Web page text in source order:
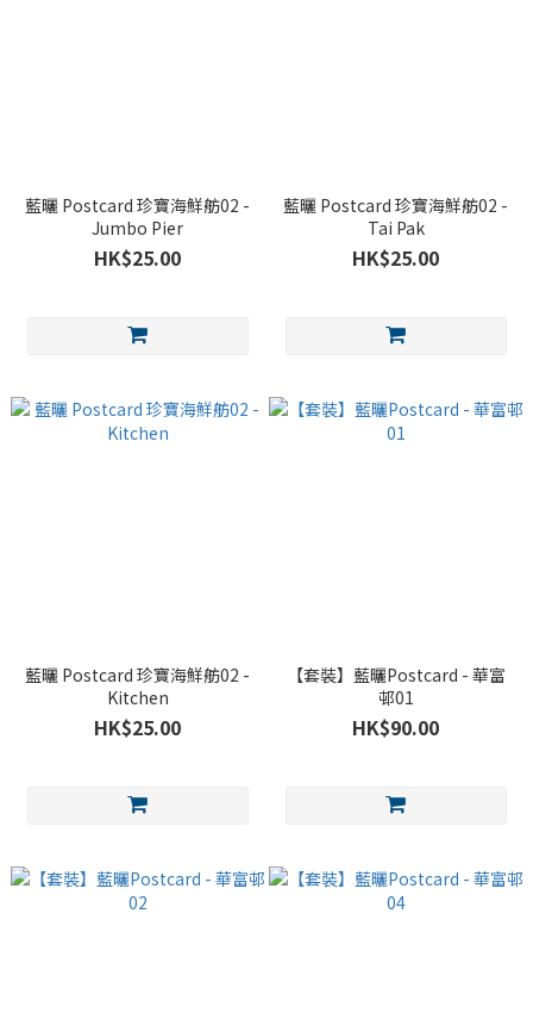
藍曬 Postcard 珍寶海鮮舫02 -
Jumbo Pier
HK$25.00
藍曬 Postcard 珍寶海鮮舫02 -
Tai Pak
HK$25.00
藍曬 Postcard 珍寶海鮮舫02 -
Kitchen
HK$25.00
【套裝】藍曬Postcard - 華富
邨01
HK$90.00